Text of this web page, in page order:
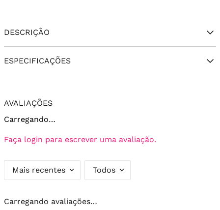
DESCRIÇÃO
ESPECIFICAÇÕES
AVALIAÇÕES
Carregando…
Faça login para escrever uma avaliação.
Mais recentes Todos
Carregando avaliações…